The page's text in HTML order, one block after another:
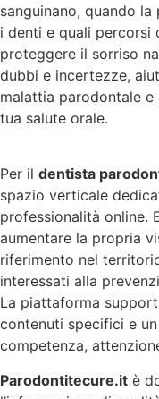
sanguinano, quando
i denti e quali percorsi
proteggere il sorriso
dubbi e incertezze,
malattia parodontale
tua salute orale.
Per il dentista
spazio verticale
professionalità online.
aumentare la propria
riferimento nel
interessati alla
La piattaforma
contenuti specifici e
competenza,
Parodontitecure.it è